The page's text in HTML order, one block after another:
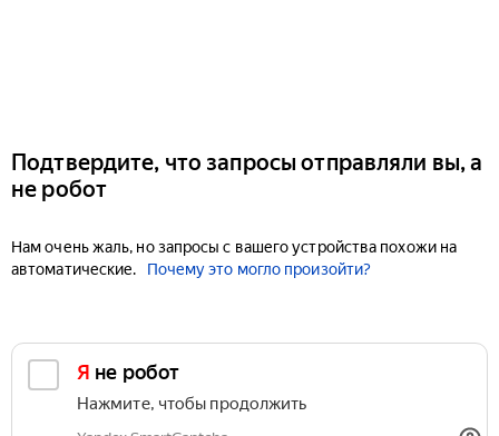
Подтвердите, что запросы отправляли вы, а
не робот
Нам очень жаль, но запросы с вашего устройства похожи на
автоматические.
Почему это могло произойти?
Я не робот
Нажмите, чтобы продолжить